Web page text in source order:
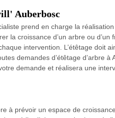
Auberbosc
prend en charge la réalisation
la croissance d’un arbre ou d’un
intervention. L’étêtage doit
demandes d’étêtage d’arbre à
demande et réalisera une
à prévoir un espace de